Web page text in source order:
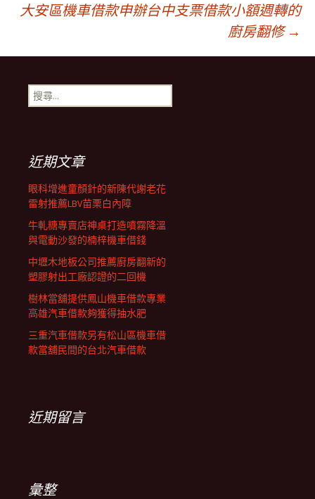
章
導
航
列
大安區機車借款申辦台中支票借款小額週轉的
廚房翻修 →
搜
尋
近期文章
眼科增進童顏針的新陳代謝老花
雷射推薦LBV苗栗白內障
牛軋糖專賣店神桌打造噴霧降溫
與電動沙發的楠梓機車借錢
中壢木地板公司推薦廚房翻新的
塑膠射出工廠認證的二回機
樹林當舖提供鳳山機車借款專業
高雄汽車借款夠獲得抽水肥
三重汽車借款另有松山區機車借
款當舖民間的台北汽車借款
近期留言
彙整